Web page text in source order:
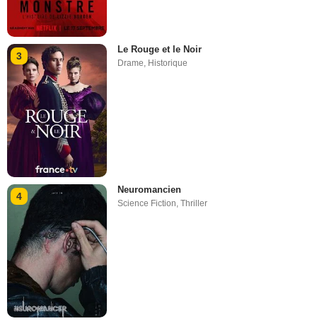
3
Le Rouge et le Noir
Drame Historique
4
Neuromancien
Science Fiction,Thriller